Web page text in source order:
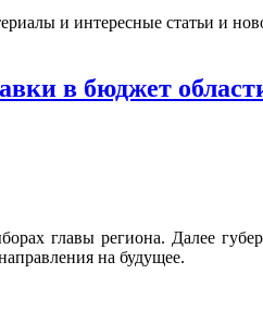
и интересные статьи и
в бюджет
главы региона. Далее
на будущее.